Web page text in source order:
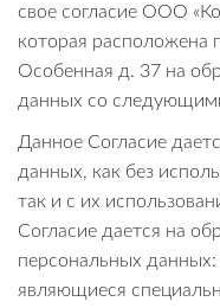
свое согласие ООО
которая расположена
Особенная д. 37 на
данных со
Данное Согласие
данных, как без
так и с их
Согласие дается на
персональных
являющиеся